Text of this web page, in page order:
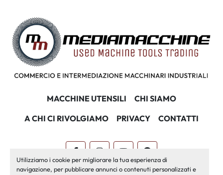
Utilizziamo i cookie per migliorare la tua esperienza di
navigazione, per pubblicare annunci o contenuti personalizzati e
MACCHINE UTENSILI
CHI SIAMO
A CHI CI RIVOLGIAMO
PRIVACY CONTATTI
facebookinstagramyoutubepinterest